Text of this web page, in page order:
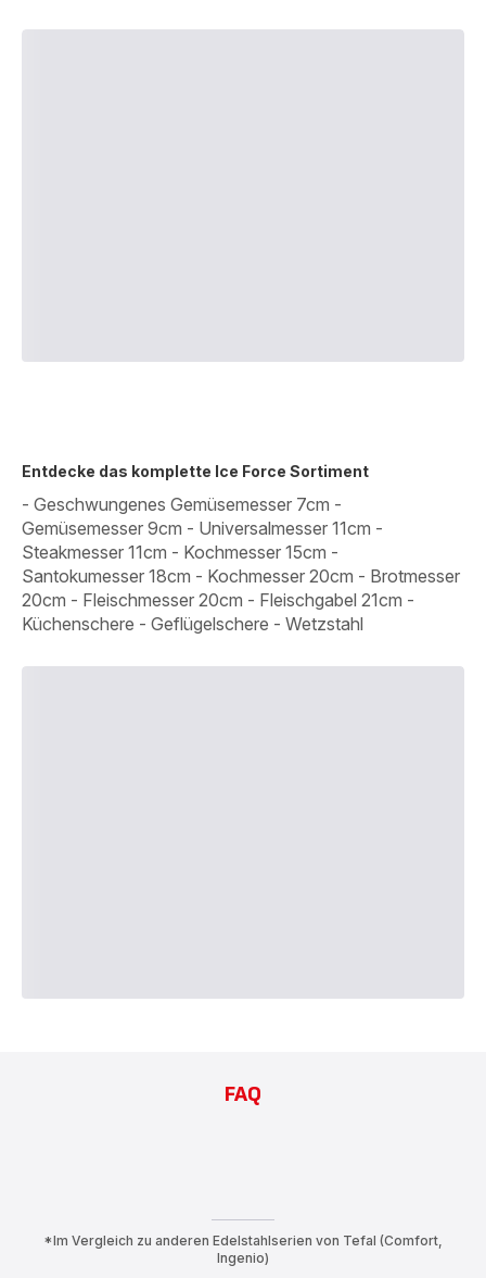
Entdecke das komplette Ice Force Sortiment
- Geschwungenes Gemüsemesser 7cm -
Gemüsemesser 9cm - Universalmesser 11cm -
Steakmesser 11cm - Kochmesser 15cm -
Santokumesser 18cm - Kochmesser 20cm - Brotmesser
20cm - Fleischmesser 20cm - Fleischgabel 21cm -
Küchenschere - Geflügelschere - Wetzstahl
FAQ
*Im Vergleich zu anderen Edelstahlserien von Tefal (Comfort,
Ingenio)